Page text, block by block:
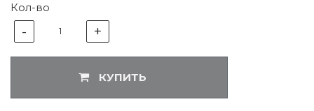
Кол-во
- 1 +
КУПИТЬ